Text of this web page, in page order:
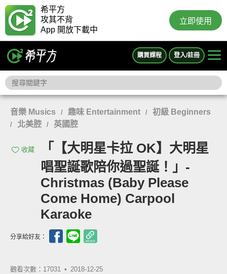
希平方
攻其不背
App 開放下載中
立即使用
購買課程 登入/註冊
音樂 Musics / 趣味 Entertainment / 初級 Beginners
/ 北美腔 / 英國腔
收藏
「【大明星卡拉 OK】大明星
唱聖誕歌陪你過聖誕！」-
Christmas (Baby Please
Come Home) Carpool
Karaoke
分享給好友：
觀看次數：17031 • 2018-12-25